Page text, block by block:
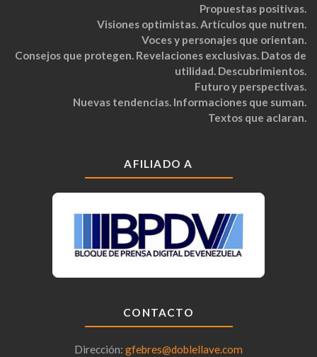
Propuestas positivas.
Visiones optimistas. Artículos que nutren.
Voces y personajes que orientan.
Consejos que protegen. Revelaciones exclusivas. Datos de
utilidad. Descubrimientos.
Futuro y perspectivas.
Nuevas tendencias. Informaciones que suman.
Textos que aclaran.
AFILIADO A
CONTACTO
Dirección: gfebres@doblellave.com